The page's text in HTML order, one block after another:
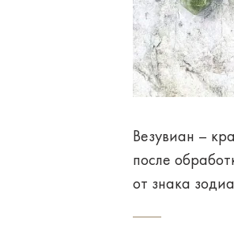
Везувиан –
после
от знака